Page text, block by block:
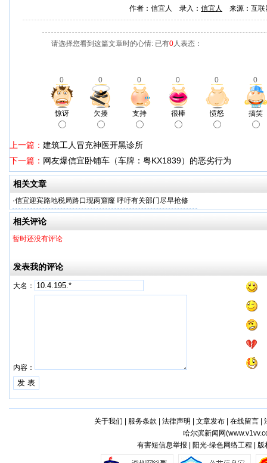
作者：信宜人 录入： 信宜人 来源：互
请选择您看到这篇文章时的心情: 已有0人表态：
0 0 0 0 0 0
惊讶 欠揍 支持 很棒 愤怒 搞笑
上一篇： 建筑工人冒充神医开黑诊所
下一篇： 网友爆信宜卧铺车（车牌：粤KX1839）的恶劣行为
相关文章
·信宜迎宾路地税局路口现两窟窿 呼吁有关部门尽早抢修
相关评论
暂时还没有评论
发表我的评论
大名：
内容：
关于我们 服务条款 法律声明 文章发布| 在线留言|
哈尔滨新闻网(
有害短信息举报 | 阳光·绿色网络工程 |